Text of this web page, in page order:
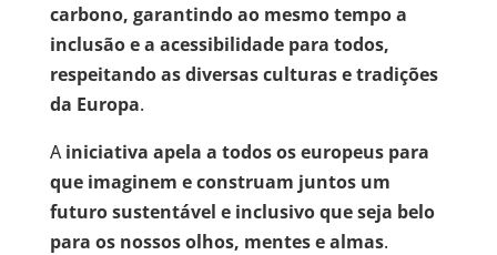
carbono, garantindo ao mesmo tempo a
inclusão e a acessibilidade para todos,
respeitando as diversas culturas e tradições
da Europa.
Ainiciativa apela a todos os europeus para
que imaginem e construam juntos um
futuro sustentável e inclusivo que seja belo
para os nossos olhos, mentes e almas.